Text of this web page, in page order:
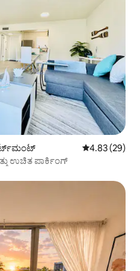
5 ರಲ್ಲಿ 4.83
4.83 (29)
ಉಚಿತ ಪಾರ್ಕಿಂಗ್